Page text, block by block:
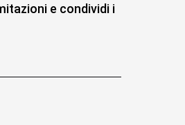
e condividi i